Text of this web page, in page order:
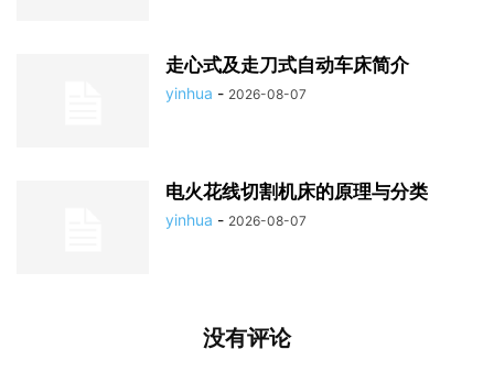
走心式及走刀式自动车床简介
yinhua - 2026-08-07
电火花线切割机床的原理与分类
yinhua - 2026-08-07
没有评论